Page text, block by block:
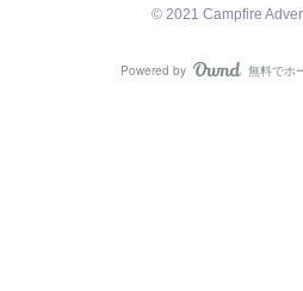
© 2021 Campfire
Powered by 無料でホ